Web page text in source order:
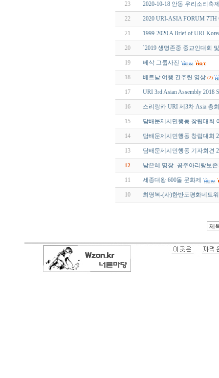
23 2020-10-18 안동 우리소리축
22 2020 URI-ASIA FORUM 7TH
21 1999-2020 A Brief of URI-
20 `2019 생명존중 중교인대회
19 베삭 그룹사진
18 베트남 여행 간추린 영상 (2)
17 URI 3rd Asian Assembly 2018
16 스리랑카 URI 제3차 Asia 총
15 담배문제시민행동 창립대회
14 담배문제시민행동 창립대회
13 담배문제시민행동 기자회견
12 남은혜 명창 -공주아리랑보
11 세종대왕 600돌 문화제
10 최명복-(사)한반도평화네트